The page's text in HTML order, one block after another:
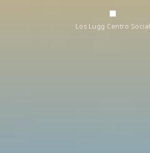
Los Lugg Centro Social